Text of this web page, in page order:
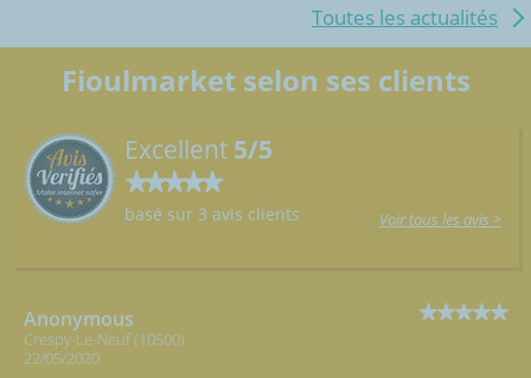
Toutes les actualités
Fioulmarket selon ses clients
Excellent 5/5
basé sur 3 avis clients Voir tous les avis >
Anonymous
Crespy-Le-Neuf (10500)
22/05/2020